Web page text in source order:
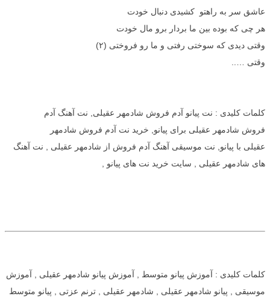
عاشق سر به راهتو کشیدی دنبال خودت
هر چی که بوده بین ما بردار برو مال خودت
وقتی دیدی که سوختی رفتی و ما رو فروختی (۲)
وقتی …..
کلمات کلیدی : نت پیانو آدم فروش شادمهر عقیلی, نت آهنگ آدم
فروش شادمهر عقیلی برای پیانو, خرید نت آدم فروش شادمهر
عقیلی با پیانو, نت موسیقی آهنگ آدم فروش از شادمهر عقیلی , نت آهنگ
های شادمهر عقیلی , سایت خرید نت های پیانو ,
کلمات کلیدی : آموزش پیانو متوسط , آموزش پیانو شادمهر عقیلی , آموزش
موسیقی , پیانو شادمهر عقیلی , شادمهر عقیلی , ترنم عزتی , پیانو متوسط